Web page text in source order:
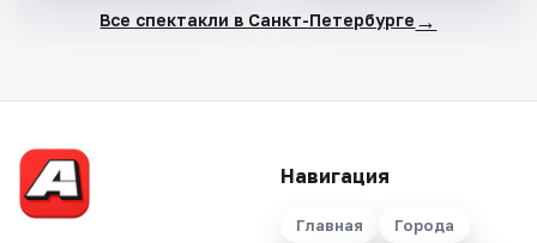
Все спектакли в Санкт-Петербурге →
Навигация
Главная
Города